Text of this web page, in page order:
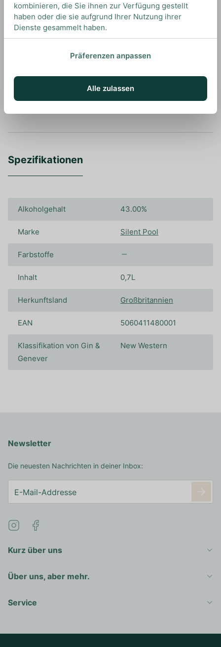
UNSERE EMPFEHLUNGEN
DRINKS MIT SILENT POOL? UNSERE
EMPFEHLUNGEN
Spezifikationen
Alkoholgehalt 43.00%
Marke Silent Pool
Farbstoffe
Inhalt 0,7L
Herkunftsland Großbritannien
EAN 5060411480001
Klassifikation von Gin &
Genever
New Western
Kurz über uns
Über uns, aber mehr.
Service
Newsletter
Die neuesten Nachrichten in deiner Inbox:
kombinieren, die Sie ihnen zur Verfügung gestellt
haben oder die sie aufgrund Ihrer Nutzung ihrer
Dienste gesammelt haben.
Präferenzen anpassen
Alle zulassen